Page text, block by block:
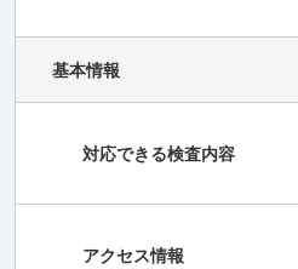
基本情報
対応できる検査内容
アクセス情報